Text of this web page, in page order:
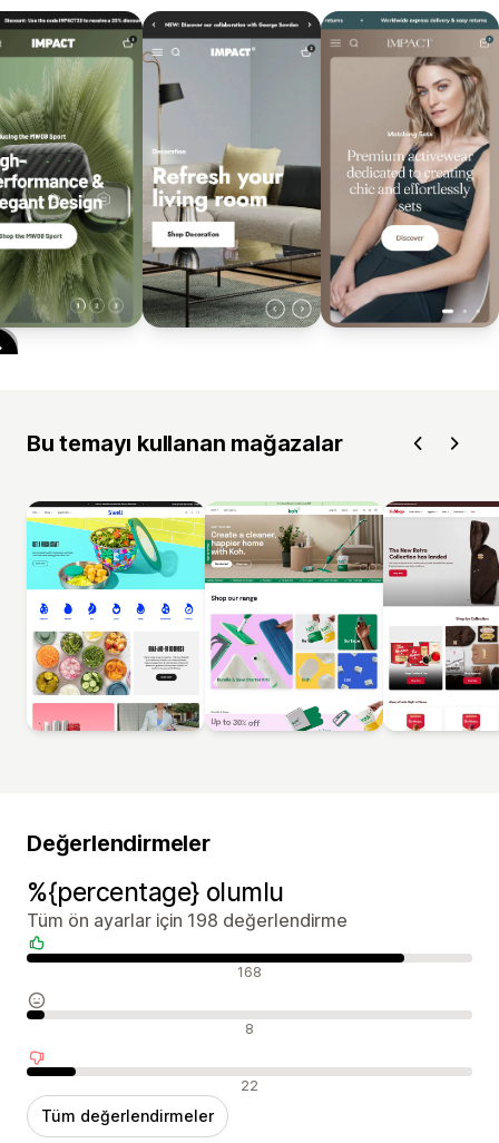
Bu temayı kullanan mağazalar
Değerlendirmeler
%{percentage} olumlu
Tüm ön ayarlar için 198 değerlendirme
Olumlu değerlendirmeler 168
Nötr değerlendirmeler 8
Olumsuz değerlendirmeler 22
Tüm değerlendirmeler